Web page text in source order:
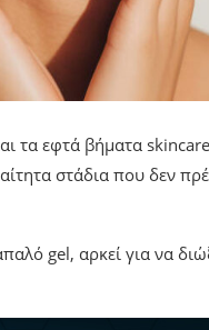
τα εφτά βήματα
στάδια που δεν
gel, αρκεί για να